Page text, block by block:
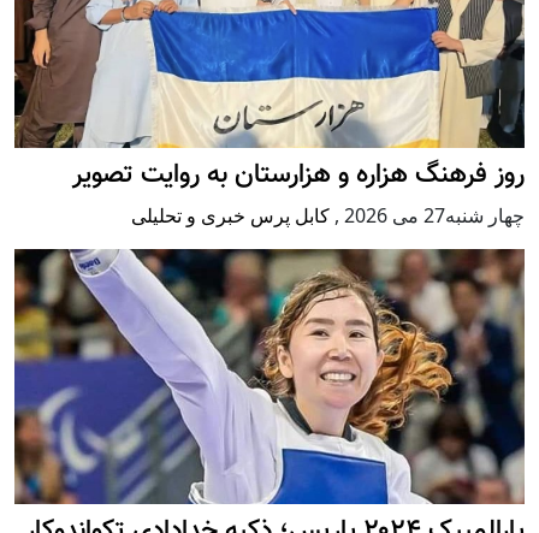
روز فرهنگ هزاره و هزارستان به روایت تصویر
چهار شنبه27 می 2026 , کابل پرس خبری و تحلیلی